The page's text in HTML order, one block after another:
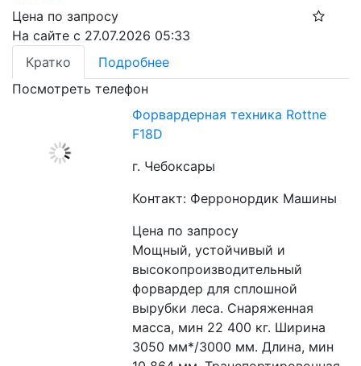
Цена по запросу
На сайте с 27.07.2026 05:33
Кратко
Подробнее
Посмотреть телефон
Форвардерная техника Rottne
F18D
г. Чебоксары
Контакт: Ферронордик Машины
Цена по запросу
Мощный, устойчивый и
высокопроизводительный
форвардер для сплошной
вырубки леса. Снаряженная
масса, мин 22 400 кг. Ширина
3050 мм*/3000 мм. Длина, мин